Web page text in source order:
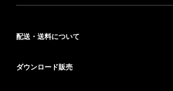
配送・送料について
ダウンロード販売